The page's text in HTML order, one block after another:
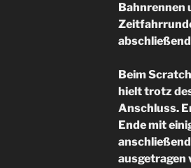
Bahnrennen
Beim
hielt trotz
Anschluss.
Ende mit
ausgetragen